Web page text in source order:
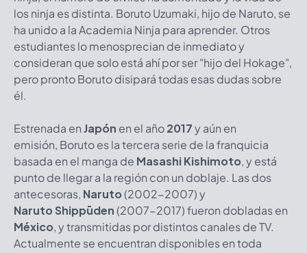
los ninja es distinta. Boruto Uzumaki, hijo de Naruto, se
ha unido a la Academia Ninja para aprender. Otros
estudiantes lo menosprecian de inmediato y
consideran que solo está ahí por ser "hijo del Hokage",
pero pronto Boruto disipará todas esas dudas sobre
él.
Estrenada enJapón en el año2017y aún en
emisión, Boruto es la tercera serie de la franquicia
basada en el manga de Masashi Kishimoto, y está
punto de llegar a la región con un doblaje. Las dos
antecesoras, Naruto(2002-2007) y
Naruto Shippūden(2007-2017) fueron dobladas en
México, y transmitidas por distintos canales de TV.
Actualmente se encuentran disponibles en toda